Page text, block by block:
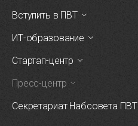
Вступить в ПВТ
ИТ-образование
Стартап-центр
Пресс-центр
Секретариат Набсовета ПВТ